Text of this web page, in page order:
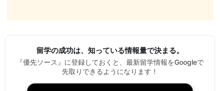
留学の成功は、知っている情報量で決まる。
『優先ソース』に登録しておくと、最新留学情報をGoogleで
先取りできるようになります！